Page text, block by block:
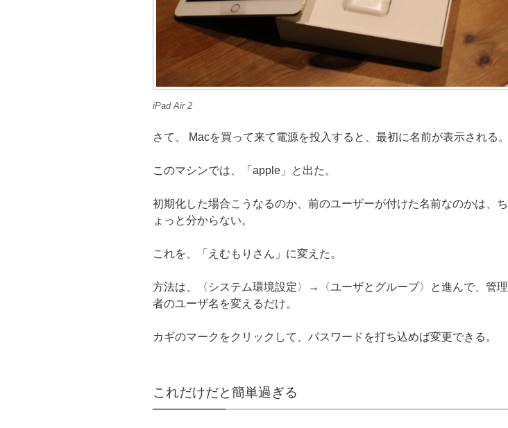
iPad Air 2
さて、 Macを買って来て電源を投入すると、最初に名前が表示される。
このマシンでは、「apple」と出た。
初期化した場合こうなるのか、前のユーザーが付けた名前なのかは、ち
ょっと分からない。
これを、「えむもりさん」に変えた。
方法は、〈システム環境設定〉→〈ユーザとグループ〉と進んで、管理
者のユーザ名を変えるだけ。
カギのマークをクリックして、パスワードを打ち込めば変更できる。
これだけだと簡単過ぎる